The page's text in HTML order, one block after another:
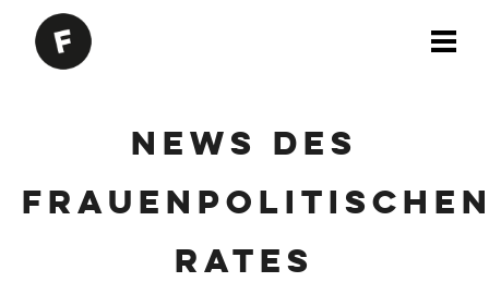
News des
Rates